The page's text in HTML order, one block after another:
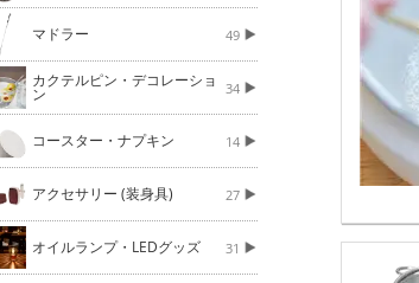
マドラー 49
カクテルピン・デコレーショ
ン 34
コースター・ナプキン 14
アクセサリー (装身具) 27
オイルランプ・LEDグッズ 31